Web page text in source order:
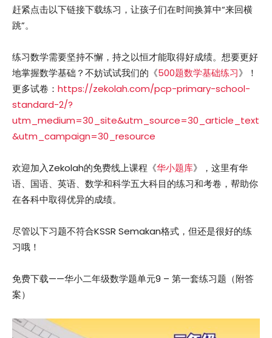
赶紧点击以下链接下载练习，让孩子们在时间换算中“来回横
跳”。
练习数学需要坚持不懈，持之以恒才能取得好成绩。想要更好
地掌握数学基础？不妨试试我们的《500题数学基础练习》！
更多试卷： https://zekolah.com/pcp-primary-school-
standard-2/?
utm_medium=30_site&utm_source=30_article_text
&utm_campaign=30_resource
欢迎加入Zekolah的免费线上课程《华小题库》，这里有华
语、国语、英语、数学和科学五大科目的练习和考卷，帮助你
在各科中取得优异的成绩。
尽管以下习题不符合KSSR Semakan格式，但还是很好的练
习哦！
免费下载——华小二年级数学题单元9 – 第一套练习题（附答
案）